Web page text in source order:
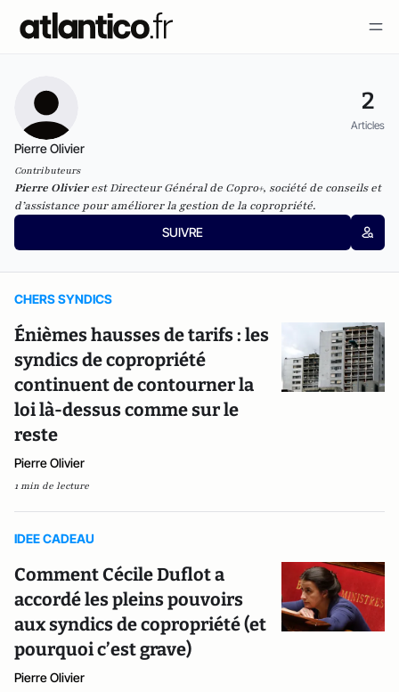
2
Articles
Pierre Olivier
Contributeurs
Pierre Olivierest Directeur Général de Copro+, société de conseils et
d’assistance pouraméliorer la gestion de la copropriété.
SUIVRE
CHERS SYNDICS
Énièmes hausses de tarifs : les
syndics de copropriété
continuent de contourner la
loi là-dessus comme sur le
reste
Pierre Olivier
1 min de lecture
IDEE CADEAU
Comment Cécile Duflot a
accordé les pleins pouvoirs
aux syndics de copropriété (et
pourquoi c’est grave)
Pierre Olivier